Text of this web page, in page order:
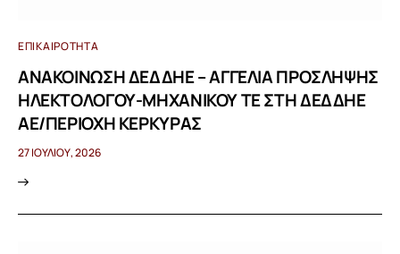
ΕΠΙΚΑΙΡΌΤΗΤΑ
ΑΝΑΚΟΙΝΩΣΗ ΔΕΔΔΗΕ – ΑΓΓΕΛΙΑ ΠΡΟΣΛΗΨΗΣ
ΗΛΕΚΤΟΛΟΓΟΥ-ΜΗΧΑΝΙΚΟΥ ΤΕ ΣΤΗ ΔΕΔΔΗΕ
ΑΕ/ΠΕΡΙΟΧΗ ΚΕΡΚΥΡΑΣ
27 ΙΟΥΛΊΟΥ, 2026